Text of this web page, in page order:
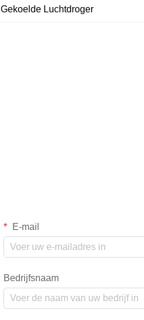
Gekoelde Luchtdroger
E-mail
Bedrijfsnaam